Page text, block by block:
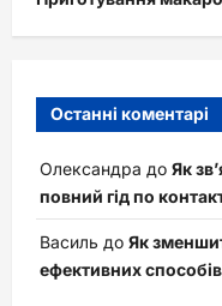
Останні коментарі
Олександра до Як
повний гід по
Василь до Як
ефективних способів